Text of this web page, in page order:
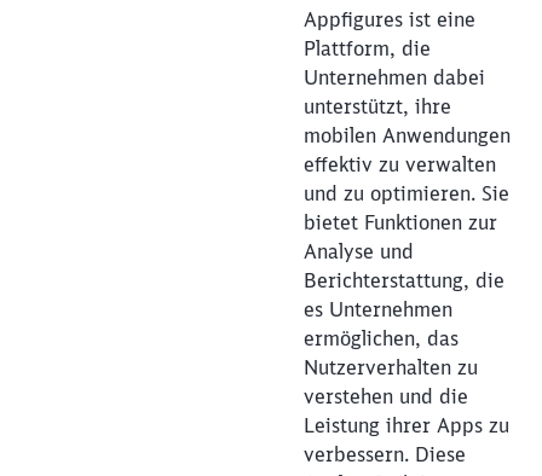
Appfigures ist eine
Plattform, die
Unternehmen dabei
unterstützt, ihre
mobilen Anwendungen
effektiv zu verwalten
und zu optimieren. Sie
bietet Funktionen zur
Analyse und
Berichterstattung, die
es Unternehmen
ermöglichen, das
Nutzerverhalten zu
verstehen und die
Leistung ihrer Apps zu
verbessern. Diese
Schließen
weitergeleitet
Weiter